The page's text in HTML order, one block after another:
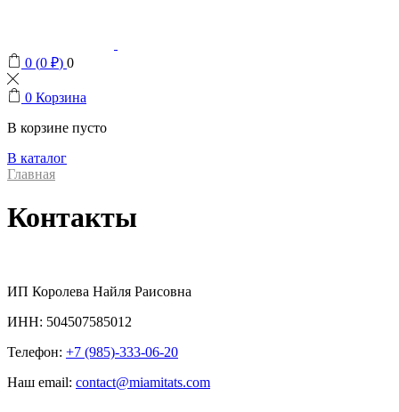
0 (0 ₽) 0
0 Корзина
В корзине пусто
В каталог
Главная
Контакты
ИП Королева Найля Раисовна
ИНН: 504507585012
Телефон: +7 (985)-333-06-20
Наш email: contact@miamitats.com